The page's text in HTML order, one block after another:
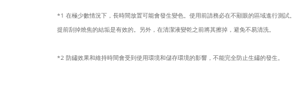
*1 在極少數情況下，長時間放置可能會發生變色。使用前請務必在不顯眼的區域進行測試。
提前刮掉燒焦的結垢是有效的。另外，在清潔液變乾之前將其擦掉，避免不易清洗。
*2 防鏽效果和維持時間會受到使用環境和儲存環境的影響，不能完全防止生鏽的發生。